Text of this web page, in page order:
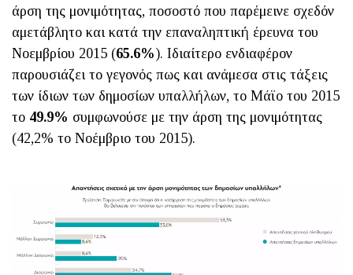
άρση της μονιμότητας, ποσοστό που παρέμεινε σχεδόν
αμετάβλητο και κατά την επαναληπτική έρευνα του
Νοεμβρίου 2015 (65.6%). Ιδιαίτερο ενδιαφέρον
παρουσιάζει το γεγονός πως και ανάμεσα στις τάξεις
των ίδιων των δημοσίων υπαλλήλων, το Μάϊο του 2015
το 49.9% συμφωνούσε με την άρση της μονιμότητας
(42,2% το Νοέμβριο του 2015).